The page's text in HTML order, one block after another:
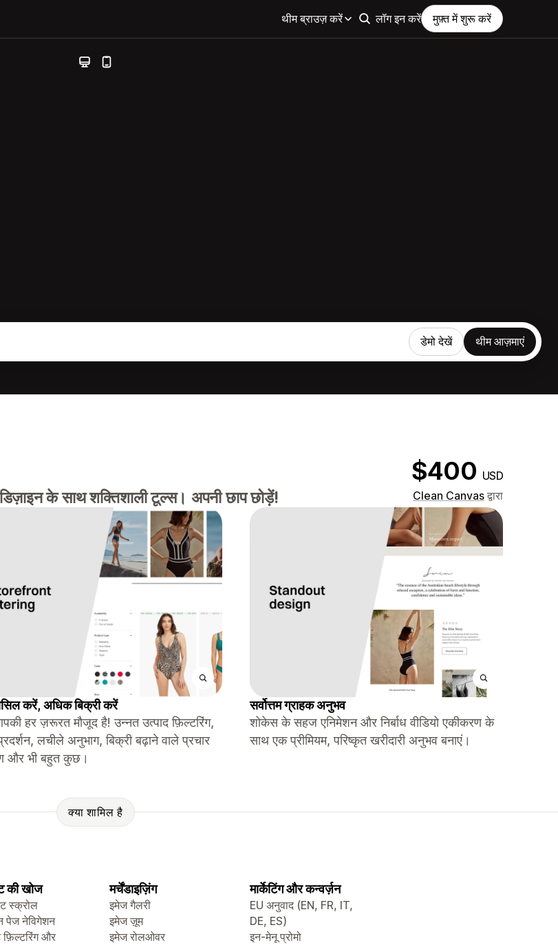
थीम ब्राउज़ करें लॉग इन करें मुफ़्त में शुरू करें
डेमो देखें थीम आज़माएं
$400 USD
के साथ शक्तिशाली टूल्स। अपनी छाप छोड़ें! Clean Canvas द्वारा
करें, अधिक बिक्री करें
हर ज़रूरत मौजूद है! उन्नत उत्पाद फ़िल्टरिंग,
लचीले अनुभाग, बिक्री बढ़ाने वाले प्रचार
और भी बहुत कुछ।
सर्वोत्तम ग्राहक अनुभव
शोकेस के सहज एनिमेशन और निर्बाध वीडियो एकीकरण के
साथ एक प्रीमियम, परिष्कृत खरीदारी अनुभव बनाएं।
क्या शामिल है
की खोज
स्क्रोल
नेविगेशन
फ़िल्टरिंग और
मर्चेंडाइज़िंग
इमेज गैलरी
इमेज ज़ूम
इमेज रोलओवर
मार्केटिंग और कन्वर्ज़न
EU अनुवाद (EN, FR, IT,
DE, ES)
इन-मेनू प्रोमो